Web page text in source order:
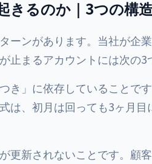
きるのか｜3つの構
ーンがあります。当社が企
止まるアカウントには次の3
き」に依存していることで
は、初月は回っても3ヶ月
更新されないことです。顧